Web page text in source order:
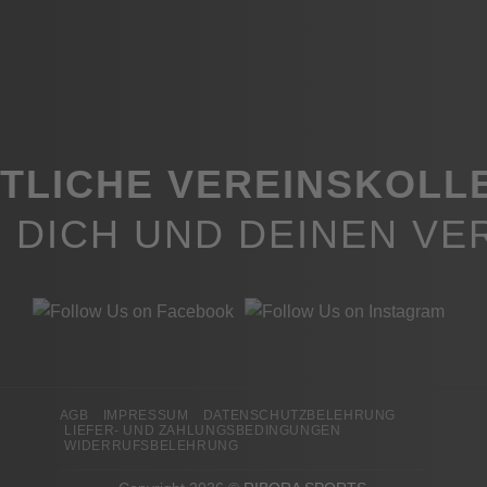
DICH UND DEINEN
AGB IMPRESSUM
DATENSCHUTZBELEHRUNG
LIEFER- UND ZAHLUNGSBEDINGUNGEN
WIDERRUFSBELEHRUNG